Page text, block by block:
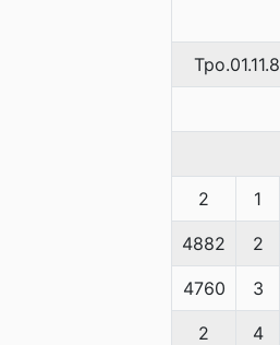
2 1
4882 2
4760 3
2 4